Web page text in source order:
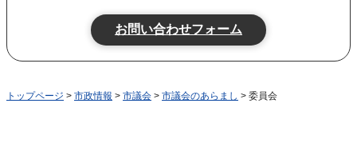
トップページ > 市政情報 > 市議会 > 市議会のあらまし > 委員会